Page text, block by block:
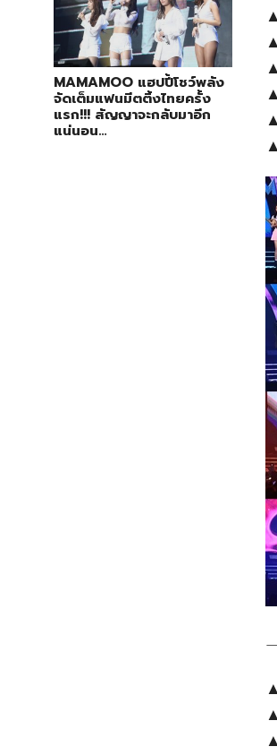
MAMAMOO แฮปปี้โชว์พลัง
จัดเต็มแฟนมีตติ้งไทยครั้ง
แรก!!! สัญญาจะกลับมาอีก
แน่นอน…